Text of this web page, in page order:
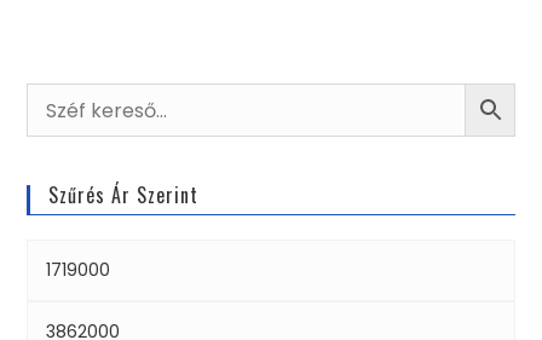
Szűrés Ár Szerint